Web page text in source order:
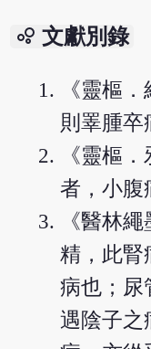
bubble_chart 文獻別錄
《靈樞
則睪腫卒
《靈樞
者，小腹
《醫林
精，此腎
病也；尿
遇陰子之